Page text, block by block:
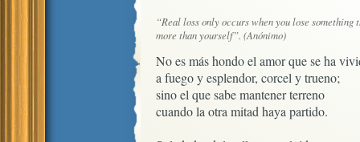
“Real loss only occurs when you lose something
more than yourself”. (Anónimo)
No es más hondo el amor que se ha
a fuego y esplendor, corcel y trueno;
sino el que sabe mantener terreno
cuando la otra mitad haya partido.